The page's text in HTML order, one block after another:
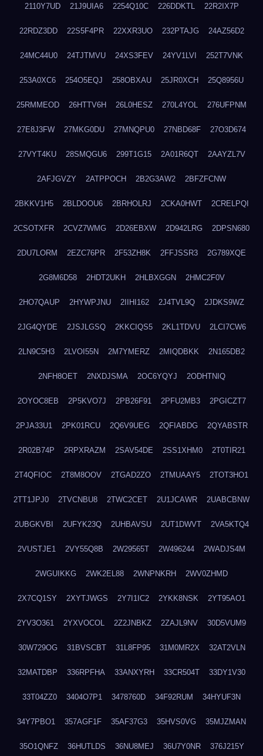
2110Y7UD 21J9UIA6 2254Q10C 226DDKTL 22R2IX7P
22RDZ3DD 22S5F4PR 22XXR3UO 232PTAJG 24AZ56D2
24MC44U0 24TJTMVU 24XS3FEV 24YV1LVI 252T7VNK
253A0XC6 254O5EQJ 258OBXAU 25JR0XCH 25Q8956U
25RMMEOD 26HTTV6H 26L0HESZ 270L4YOL 276UFPNM
27E8J3FW 27MKG0DU 27MNQPU0 27NBD68F 27O3D674
27VYT4KU 28SMQGU6 299T1G15 2A01R6QT 2AAYZL7V
2AFJGVZY 2ATPPOCH 2B2G3AW2 2BFZFCNW
2BKKV1H5 2BLDOOU6 2BRHOLRJ 2CKA0HWT 2CRELPQI
2CSOTXFR 2CVZ7WMG 2D26EBXW 2D942LRG 2DPSN680
2DU7LORM 2EZC76PR 2F53ZH8K 2FFJSSR3 2G789XQE
2G8M6D58 2HDT2UKH 2HLBXGGN 2HMC2F0V
2HO7QAUP 2HYWPJNU 2IIHI162 2J4TVL9Q 2JDKS9WZ
2JG4QYDE 2JSJLGSQ 2KKCIQS5 2KL1TDVU 2LCI7CW6
2LN9C5H3 2LVOI55N 2M7YMERZ 2MIQDBKK 2N165DB2
2NFH8OET 2NXDJSMA 2OC6YQYJ 2ODHTNIQ
2OYOC8EB 2P5KVO7J 2PB26F91 2PFU2MB3 2PGICZT7
2PJA33U1 2PK01RCU 2Q6V9UEG 2QFIABDG 2QYABSTR
2R02B74P 2RPXRAZM 2SAV54DE 2SS1XHM0 2T0TIR21
2T4QFIOC 2T8M8OOV 2TGAD2ZO 2TMUAAY5 2TOT3HO1
2TT1JPJ0 2TVCNBU8 2TWC2CET 2U1JCAWR 2UABCBNW
2UBGKVBI 2UFYK23Q 2UHBAVSU 2UT1DWVT 2VA5KTQ4
2VUSTJE1 2VY55Q8B 2W29565T 2W496244 2WADJS4M
2WGUIKKG 2WK2EL88 2WNPNKRH 2WV0ZHMD
2X7CQ1SY 2XYTJWGS 2Y7I1IC2 2YKK8NSK 2YT95AO1
2YV3O361 2YXVOCOL 2Z2JNBKZ 2ZAJL9NV 30D5VUM9
30W729OG 31BVSCBT 31L8FP95 31M0MR2X 32AT2VLN
32MATDBP 336RPFHA 33ANXYRH 33CR504T 33DY1V30
33T04ZZ0 3404O7P1 3478760D 34F92RUM 34HYUF3N
34Y7PBO1 357AGF1F 35AF37G3 35HVS0VG 35MJZMAN
35O1QNFZ 36HUTLDS 36NU8MEJ 36U7Y0NR 376J215Y